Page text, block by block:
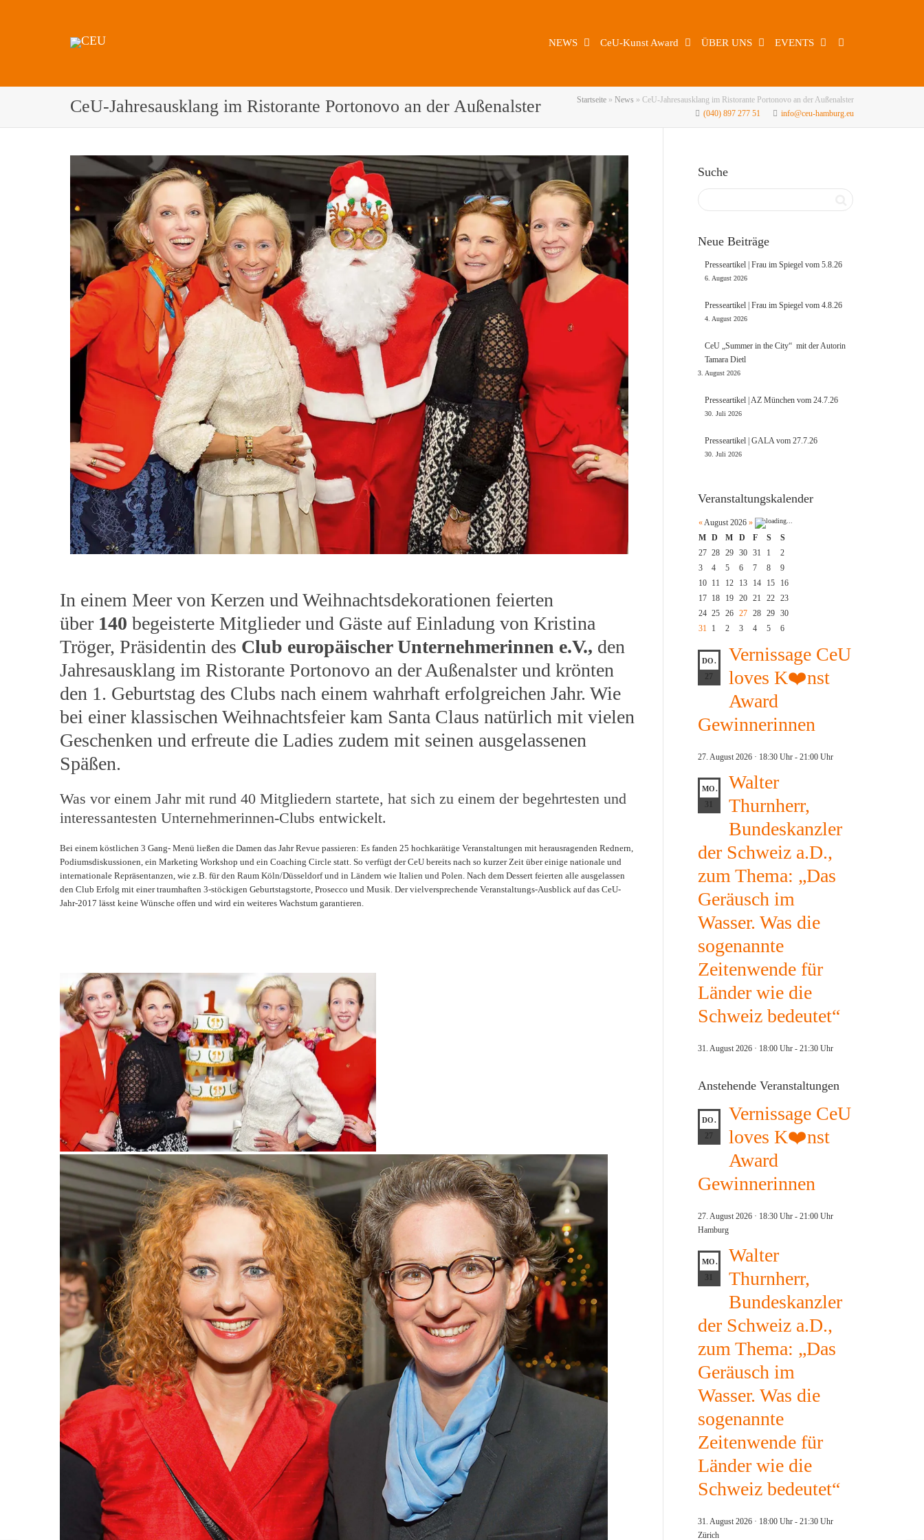
NEWS CeU-Kunst Award ÜBER UNS EVENTS
CeU-Jahresausklang im Ristorante Portonovo an der Außenalster Startseite » News » CeU-Jahresausklang im Ristorante Portonovo an der Außenalster
(040) 897 277 51
info@ceu-hamburg.eu
In einem Meer von Kerzen und Weihnachtsdekorationen feierten
über 140 begeisterte Mitglieder und Gäste auf Einladung von Kristina
Tröger, Präsidentin des Club europäischer Unternehmerinnen e.V., den
Jahresausklang im Ristorante Portonovo an der Außenalster und krönten
den 1. Geburtstag des Clubs nach einem wahrhaft erfolgreichen Jahr. Wie
bei einer klassischen Weihnachtsfeier kam Santa Claus natürlich mit vielen
Geschenken und erfreute die Ladies zudem mit seinen ausgelassenen
Späßen.
Was vor einem Jahr mit rund 40 Mitgliedern startete, hat sich zu einem der begehrtesten und
interessantesten Unternehmerinnen-Clubs entwickelt.
Bei einem köstlichen 3 Gang- Menü ließen die Damen das Jahr Revue passieren: Es fanden 25 hochkarätige Veranstaltungen mit herausragenden Rednern,
Podiumsdiskussionen, ein Marketing Workshop und ein Coaching Circle statt. So verfügt der CeU bereits nach so kurzer Zeit über einige nationale und
internationale Repräsentanzen, wie z.B. für den Raum Köln/Düsseldorf und in Ländern wie Italien und Polen. Nach dem Dessert feierten alle ausgelassen
den Club Erfolg mit einer traumhaften 3-stöckigen Geburtstagstorte, Prosecco und Musik. Der vielversprechende Veranstaltungs-Ausblick auf das CeU-
Jahr-2017 lässt keine Wünsche offen und wird ein weiteres Wachstum garantieren.
Frauke v. Reitzenstein, Barbara Kunst, Kristina Tröger und Caroline Freisfeld
Lina Scharlau und Dr. Rima Aboutara
Suche
Neue Beiträge
Presseartikel | Frau im Spiegel vom 5.8.26
6. August 2026
Presseartikel | Frau im Spiegel vom 4.8.26
4. August 2026
CeU „Summer in the City“ mit der Autorin
Tamara Dietl
3. August 2026
Presseartikel | AZ München vom 24.7.26
30. Juli 2026
Presseartikel | GALA vom 27.7.26
30. Juli 2026
Veranstaltungskalender
«August 2026 »
M
D M D F S
S
27 28 29 30 31 1
2
3
4 5 6 7 8
9
10
11 12 13 14 15
16
17
18 19 20 21 22
23
24 25 26 27 28 29
30
31
1 2 3 4 5 6
DO.
27
Vernissage CeU
loves K❤️nst
Award
Gewinnerinnen
27. August 2026 · 18:30 Uhr- 21:00 Uhr
MO.
Walter
Thurnherr,
Bundeskanzler
der Schweiz a.D.,
zum Thema: „Das
Geräusch im
Wasser. Was die
sogenannte
Zeitenwende für
Länder wie die
Schweiz bedeutet“
31. August 2026 · 18:00 Uhr- 21:30 Uhr
Anstehende Veranstaltungen
DO.
27
Vernissage CeU
loves K❤️nst
Award
Gewinnerinnen
27. August 2026 · 18:30 Uhr- 21:00 Uhr
Hamburg
MO.
Walter
Thurnherr,
Bundeskanzler
der Schweiz a.D.,
zum Thema: „Das
Geräusch im
Wasser. Was die
sogenannte
Zeitenwende für
Länder wie die
Schweiz bedeutet“
31. August 2026 · 18:00 Uhr- 21:30 Uhr
Zürich